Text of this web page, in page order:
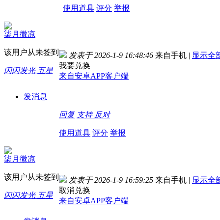
使用道具 评分 举报
柒月微凉
该用户从未签到
闪闪发光 五星
发消息
发表于 2026-1-9 16:48:46 来自手机 | 显示全
我要兑换
来自安卓APP客户端
回复 支持 反对
使用道具 评分 举报
柒月微凉
该用户从未签到
闪闪发光 五星
发表于 2026-1-9 16:59:25 来自手机 | 显示全
取消兑换
来自安卓APP客户端